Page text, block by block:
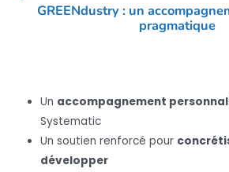
GREENdustry : un
pragmatique
Un accompagnement
Systematic
Un soutien renforcé pour
développer